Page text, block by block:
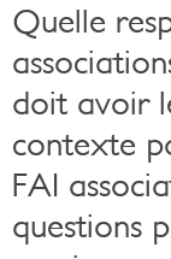
Quelle
doit avoir
contexte
FAI
questions